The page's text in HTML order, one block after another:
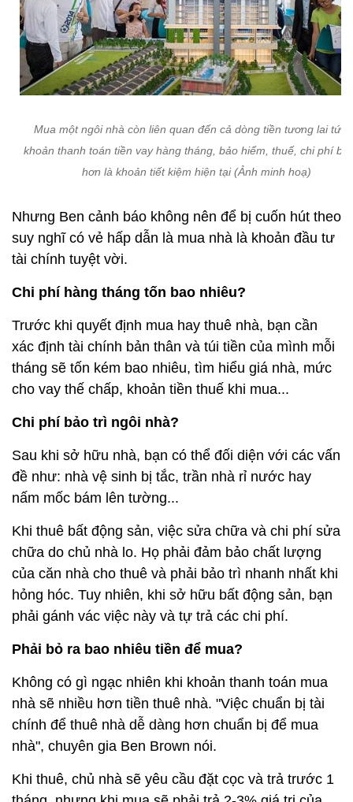
Mua một ngôi nhà còn liên quan đến cả dòng tiền tương lai tức
khoản thanh toán tiền vay hàng tháng, bảo hiểm, thuế, chi phí
hơn là khoản tiết kiệm hiện tại (Ảnh minh hoạ)
Nhưng Ben cảnh báo không nên để bị cuốn hút theo
suy nghĩ có vẻ hấp dẫn là mua nhà là khoản đầu tư
tài chính tuyệt vời.
Chi phí hàng tháng tốn bao nhiêu?
Trước khi quyết định mua hay thuê nhà, bạn cần
xác định tài chính bản thân và túi tiền của mình mỗi
tháng sẽ tốn kém bao nhiêu, tìm hiểu giá nhà, mức
cho vay thế chấp, khoản tiền thuế khi mua...
Chi phí bảo trì ngôi nhà?
Sau khi sở hữu nhà, bạn có thể đối diện với các vấn
đề như: nhà vệ sinh bị tắc, trần nhà rỉ nước hay
nấm mốc bám lên tường...
Khi thuê bất động sản, việc sửa chữa và chi phí sửa
chữa do chủ nhà lo. Họ phải đảm bảo chất lượng
của căn nhà cho thuê và phải bảo trì nhanh nhất khi
hỏng hóc. Tuy nhiên, khi sở hữu bất động sản, bạn
phải gánh vác việc này và tự trả các chi phí.
Phải bỏ ra bao nhiêu tiền để mua?
Không có gì ngạc nhiên khi khoản thanh toán mua
nhà sẽ nhiều hơn tiền thuê nhà. "Việc chuẩn bị tài
chính để thuê nhà dễ dàng hơn chuẩn bị để mua
nhà", chuyên gia Ben Brown nói.
Khi thuê, chủ nhà sẽ yêu cầu đặt cọc và trả trước 1